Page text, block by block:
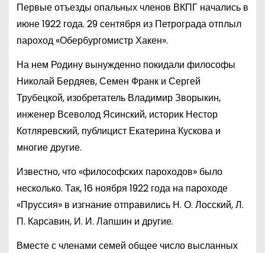
Первые отъезды опальных членов ВКПГ начались в
июне 1922 года. 29 сентября из Петрограда отплыл
пароход «Обербургомистр Хакен».
На нем Родину вынужденно покидали философы
Николай Бердяев, Семен Франк и Сергей
Трубецкой, изобретатель Владимир Зворыкин,
инженер Всеволод Ясинский, историк Нестор
Котляревский, публицист Екатерина Кускова и
многие другие.
Известно, что «философских пароходов» было
несколько. Так, 16 ноября 1922 года на пароходе
«Пруссия» в изгнание отправились Н. О. Лосский, Л.
П. Карсавин, И. И. Лапшин и другие.
Вместе с членами семей общее число высланных